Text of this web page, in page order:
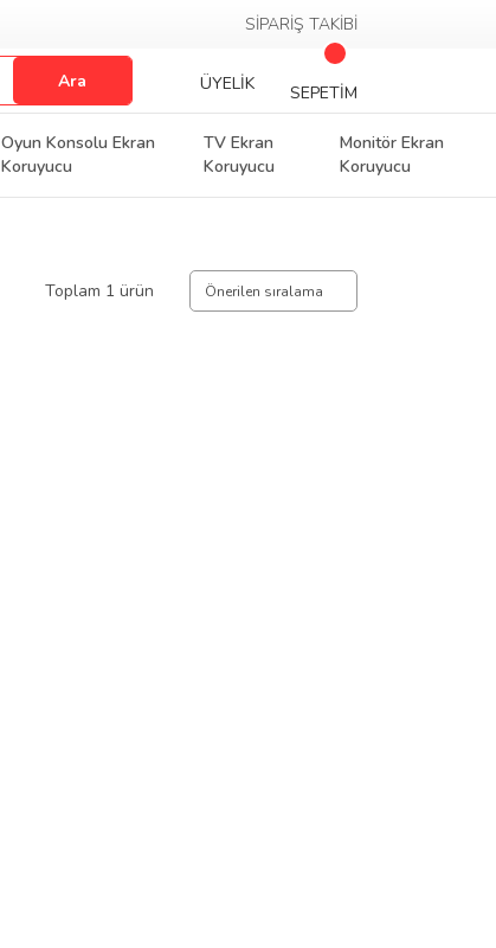
SİPARİŞ TAKİBİ
Ara ÜYELİK SEPETİM
Oyun Konsolu Ekran
Koruyucu
TV Ekran
Koruyucu
Monitör Ekran
Koruyucu
Toplam 1 ürün